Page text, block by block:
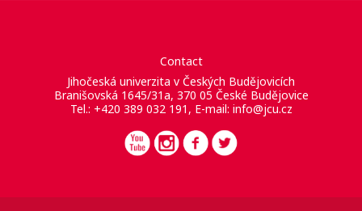
Contact
Jihočeská univerzita v Českých Budějovicích
Branišovská 1645/31a, 370 05 České Budějovice
Tel.: +420 389 032 191, E-mail: info@jcu.cz